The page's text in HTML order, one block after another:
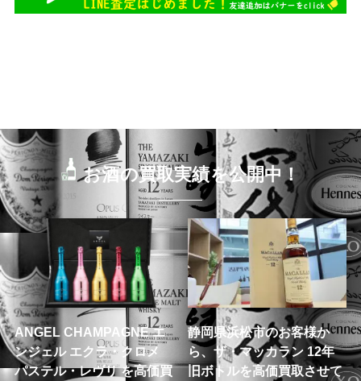
お酒の買取実績を公開中！
ANGEL CHAMPAGNE エ
ンジェル エクラ・クロメ
パステル・レヴリ を高価買
静岡県浜松市のお客様か
ら、ザ・マッカラン 12年
旧ボトルを高価買取させて